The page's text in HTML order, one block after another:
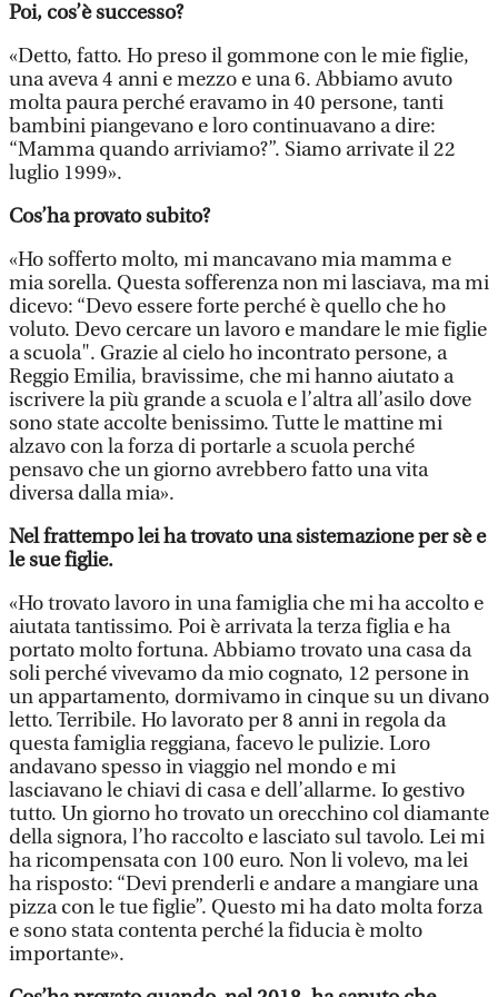
Poi, cos’è successo?
«Detto, fatto. Ho preso il gommone con le mie figlie,
una aveva 4 anni e mezzo e una 6. Abbiamo avuto
molta paura perché eravamo in 40 persone, tanti
bambini piangevano e loro continuavano a dire:
“Mamma quando arriviamo?”. Siamo arrivate il 22
luglio 1999».
Cos’ha provato subito?
«Ho sofferto molto, mi mancavano mia mamma e
mia sorella. Questa sofferenza non mi lasciava, ma mi
dicevo: “Devo essere forte perché è quello che ho
voluto. Devo cercare un lavoro e mandare le mie figlie
a scuola". Grazie al cielo ho incontrato persone, a
Reggio Emilia, bravissime, che mi hanno aiutato a
iscrivere la più grande a scuola e l’altra all’asilo dove
sono state accolte benissimo. Tutte le mattine mi
alzavo con la forza di portarle a scuola perché
pensavo che un giorno avrebbero fatto una vita
diversa dalla mia».
Nel frattempo lei ha trovato una sistemazione per sè e
le sue figlie.
«Ho trovato lavoro in una famiglia che mi ha accolto e
aiutata tantissimo. Poi è arrivata la terza figlia e ha
portato molto fortuna. Abbiamo trovato una casa da
soli perché vivevamo da mio cognato, 12 persone in
un appartamento, dormivamo in cinque su un divano
letto. Terribile. Ho lavorato per 8 anni in regola da
questa famiglia reggiana, facevo le pulizie. Loro
andavano spesso in viaggio nel mondo e mi
lasciavano le chiavi di casa e dell’allarme. Io gestivo
tutto. Un giorno ho trovato un orecchino col diamante
della signora, l’ho raccolto e lasciato sul tavolo. Lei mi
ha ricompensata con 100 euro. Non li volevo, ma lei
ha risposto: “Devi prenderli e andare a mangiare una
pizza con le tue figlie”. Questo mi ha dato molta forza
e sono stata contenta perché la fiducia è molto
importante».